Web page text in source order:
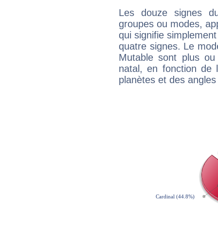
Les douze signes
groupes ou modes,
qui signifie
quatre signes. Le
Mutable sont plus
natal, en fonction de
planètes et des